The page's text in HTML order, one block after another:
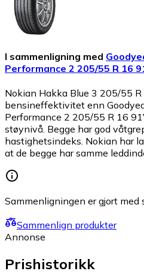
I sammenligning med
Performance 2 205/55 R 16
Nokian Hakka Blue 3 205/55
bensineffektivitet enn
Performance 2 205/55 R 16
støynivå. Begge har god
hastighetsindeks. Nokian har
at de begge har samme
Sammenligningen er gjort
Sammenlign produkter
Annonse
Prishistorikk